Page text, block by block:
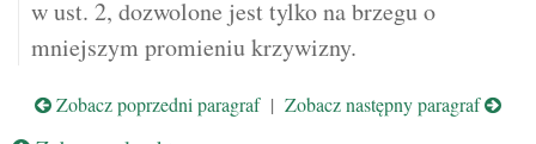
w ust. 2, dozwolone jest tylko na brzegu o
mniejszym promieniu krzywizny.
Zobacz poprzedni paragraf| Zobacz następny paragraf